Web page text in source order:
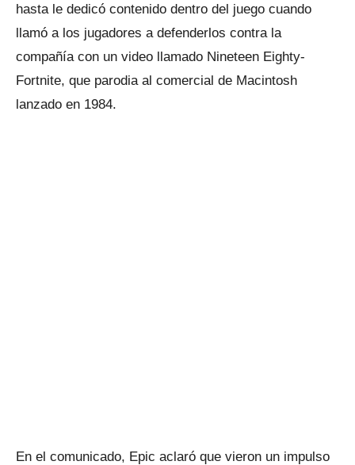
hasta le dedicó contenido dentro del juego cuando
llamó a los jugadores a defenderlos contra la
compañía con un video llamado Nineteen Eighty-
Fortnite, que parodia al comercial de Macintosh
lanzado en 1984.
En el comunicado, Epic aclaró que vieron un impulso